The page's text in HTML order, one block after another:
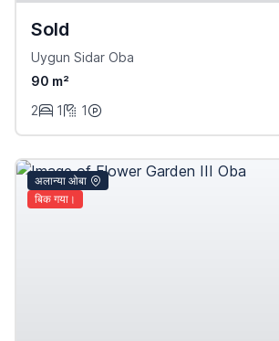
Sold
Uygun Sidar Oba
90 m²
2
1 1
अलान्या ओबा
बिक गया।